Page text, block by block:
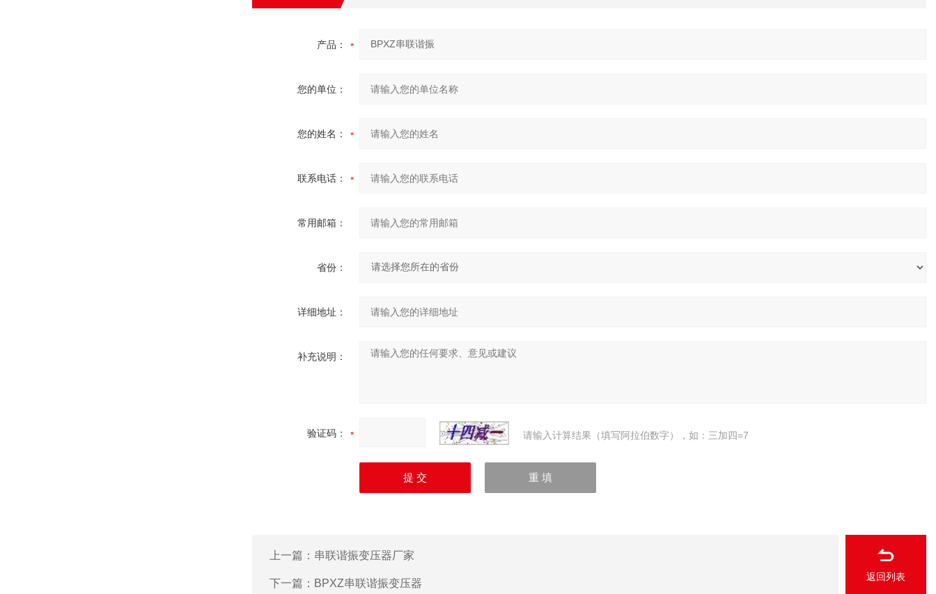
产品：
您的单位：
您的姓名：
联系电话：
常用邮箱：
省份：
详细地址：
补充说明：
验证码： 请输入计算结果（填写阿拉伯数字），如：三加四=7
上一篇： 串联谐振变压器厂家
下一篇： BPXZ串联谐振变压器
返回列表